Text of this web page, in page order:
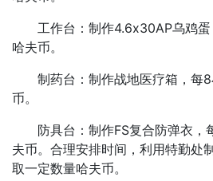
工作台：制作4.6x30AP乌鸡蛋
哈夫币。​
制药台：制作战地医疗箱，每8
币。​
防具台：制作FS复合防弹衣，
夫币。合理安排时间，利用特勤处
取一定数量哈夫币。​